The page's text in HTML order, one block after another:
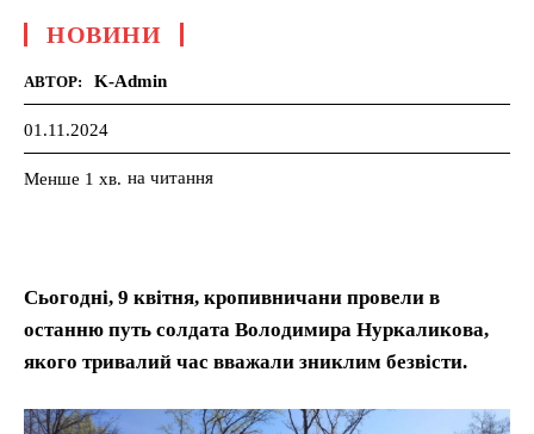
НОВИНИ
АВТОР: K-Admin
01.11.2024
Менше 1 хв. на читання
Сьогодні, 9 квітня, кропивничани провели в
останню путь солдата Володимира Нуркаликова,
якого тривалий час вважали зниклим безвісти.